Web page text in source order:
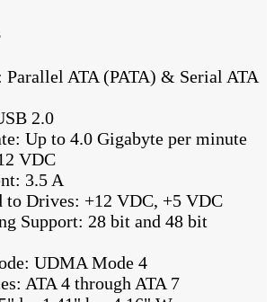
ATA (PATA) & Serial ATA
2.0
Up to 4.0 Gigabyte per minute
VDC
3.5 A
to Drives: +12 VDC, +5 VDC
Support: 28 bit and 48 bit
UDMA Mode 4
ATA 4 through ATA 7